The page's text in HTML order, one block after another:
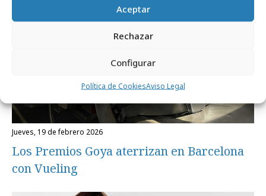
Aceptar
Rechazar
Configurar
Política de CookiesAviso Legal
jueves, 19 de febrero 2026
Los Premios Goya aterrizan en Barcelona
con Vueling